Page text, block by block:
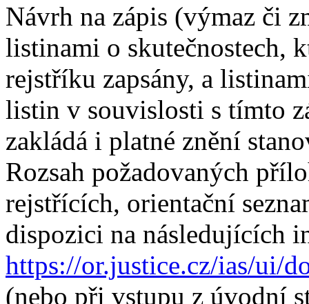
Návrh na zápis (výmaz či
listinami o skutečnostech,
rejstříku zapsány, a
listin v souvislosti s tímto
zakládá i platné znění
Rozsah požadovaných
rejstřících, orientační
dispozici na následujících
https://or.justice.cz/ias/ui/
(nebo při vstupu z úvodní